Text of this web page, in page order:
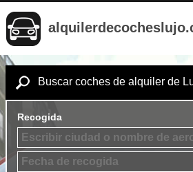
Buscar coches de alquiler de
Recogida